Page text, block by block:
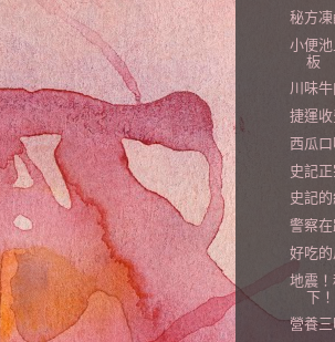
秘方
小便
板
川味
捷運
西瓜
史記
史記
警察
好吃
地震
下！
營養